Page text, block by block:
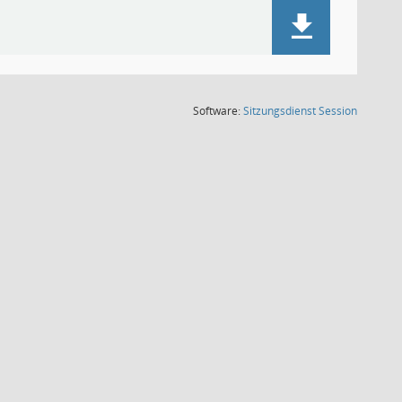
Software:SitzungsdienstSession(Wird in